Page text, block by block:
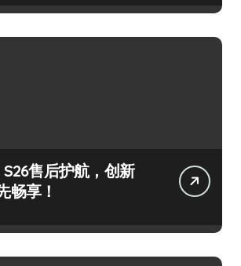
售后护航，创新
畅享！